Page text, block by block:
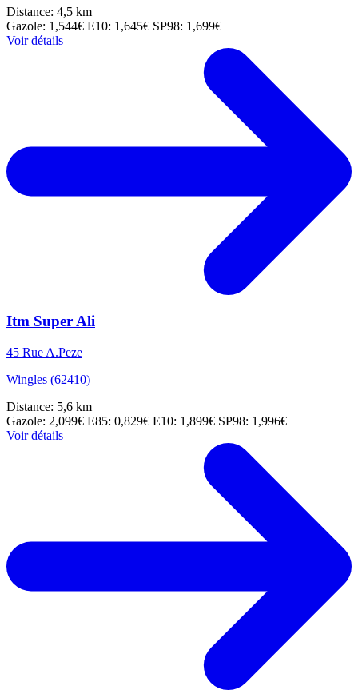
Distance: 4,5 km
Gazole: 1,544€ E10: 1,645€ SP98: 1,699€
Voir détails
Itm Super Ali
45 Rue A.Peze
Wingles (62410)
Distance: 5,6 km
Gazole: 2,099€ E85: 0,829€ E10: 1,899€ SP98: 1,996€
Voir détails